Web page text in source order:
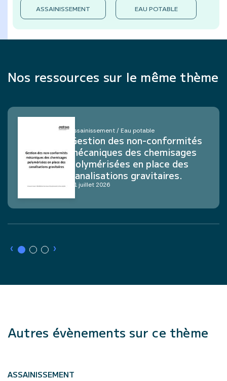
ASSAINISSEMENT EAU POTABLE
Nos ressources sur le même thème
Assainissement / Eau potable
Gestion des non-conformités
mécaniques des chemisages
polymérisées en place des
canalisations gravitaires.
21 juillet 2026
› ›
Autres évènements sur ce thème
ASSAINISSEMENT